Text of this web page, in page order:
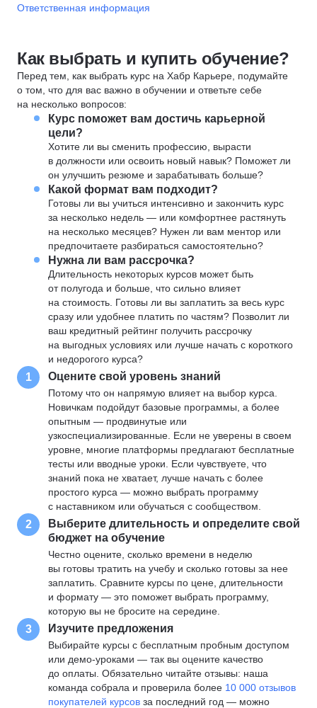
Ответственная информация
Как выбрать и купить обучение?
Перед тем, как выбрать курс на Хабр Карьере, подумайте
о том, что для вас важно в обучении и ответьте себе
на несколько вопросов:
Курс поможет вам достичь карьерной
цели?
Хотите ли вы сменить профессию, вырасти
в должности или освоить новый навык? Поможет ли
он улучшить резюме и зарабатывать больше?
Какой формат вам подходит?
Готовы ли вы учиться интенсивно и закончить курс
за несколько недель — или комфортнее растянуть
на несколько месяцев? Нужен ли вам ментор или
предпочитаете разбираться самостоятельно?
Нужна ли вам рассрочка?
Длительность некоторых курсов может быть
от полугода и больше, что сильно влияет
на стоимость. Готовы ли вы заплатить за весь курс
сразу или удобнее платить по частям? Позволит ли
ваш кредитный рейтинг получить рассрочку
на выгодных условиях или лучше начать с короткого
и недорогого курса?
1 Оцените свой уровень знаний
Потому что он напрямую влияет на выбор курса.
Новичкам подойдут базовые программы, а более
опытным — продвинутые или
узкоспециализированные. Если не уверены в своем
уровне, многие платформы предлагают бесплатные
тесты или вводные уроки. Если чувствуете, что
знаний пока не хватает, лучше начать с более
простого курса — можно выбрать программу
с наставником или обучаться с сообществом.
2
Выберите длительность и определите свой
бюджет на обучение
Честно оцените, сколько времени в неделю
вы готовы тратить на учебу и сколько готовы за нее
заплатить. Сравните курсы по цене, длительности
и формату — это поможет выбрать программу,
которую вы не бросите на середине.
3 Изучите предложения
Выбирайте курсы с бесплатным пробным доступом
или демо-уроками — так вы оцените качество
до оплаты. Обязательно читайте отзывы: наша
команда собрала и проверила более 10 000 отзывов
покупателей курсов за последний год — можно